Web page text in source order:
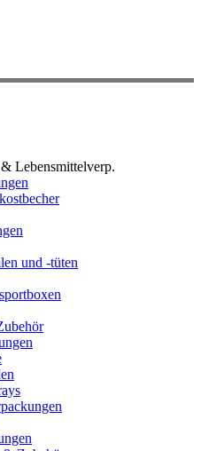
Lebensmittelverp.
und -tüten